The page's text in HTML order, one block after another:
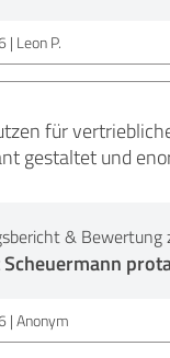
Leon P.
für
gestaltet und
& Bewertung
Anonym